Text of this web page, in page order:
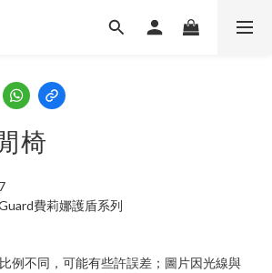
椅
費莉娜護盾系列
例不同，可能有些許誤差；圖片因光線與